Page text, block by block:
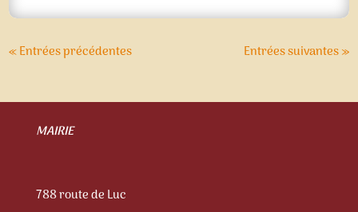
« Entrées précédentes Entrées suivantes »
MAIRIE
788 route de Luc